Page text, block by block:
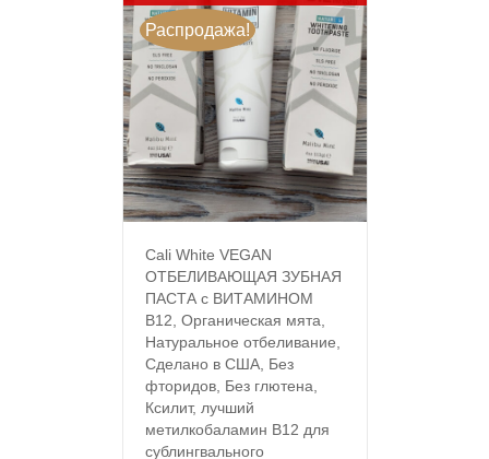
Распродажа!
Cali White VEGAN
ОТБЕЛИВАЮЩАЯ ЗУБНАЯ
ПАСТА с ВИТАМИНОМ
B12, Органическая мята,
Натуральное отбеливание,
Сделано в США, Без
фторидов, Без глютена,
Ксилит, лучший
метилкобаламин B12 для
сублингвального